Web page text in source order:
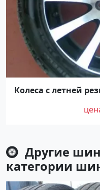
Колеса с летней
Другие
категории